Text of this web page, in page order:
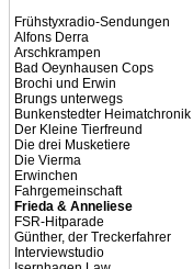
Frühstyxradio-Sendungen
Alfons Derra
Arschkrampen
Bad Oeynhausen Cops
Brochi und Erwin
Brungs unterwegs
Bunkenstedter Heimatchronik
Der Kleine Tierfreund
Die drei Musketiere
Die Vierma
Erwinchen
Fahrgemeinschaft
Frieda & Anneliese
FSR-Hitparade
Günther, der Treckerfahrer
Interviewstudio